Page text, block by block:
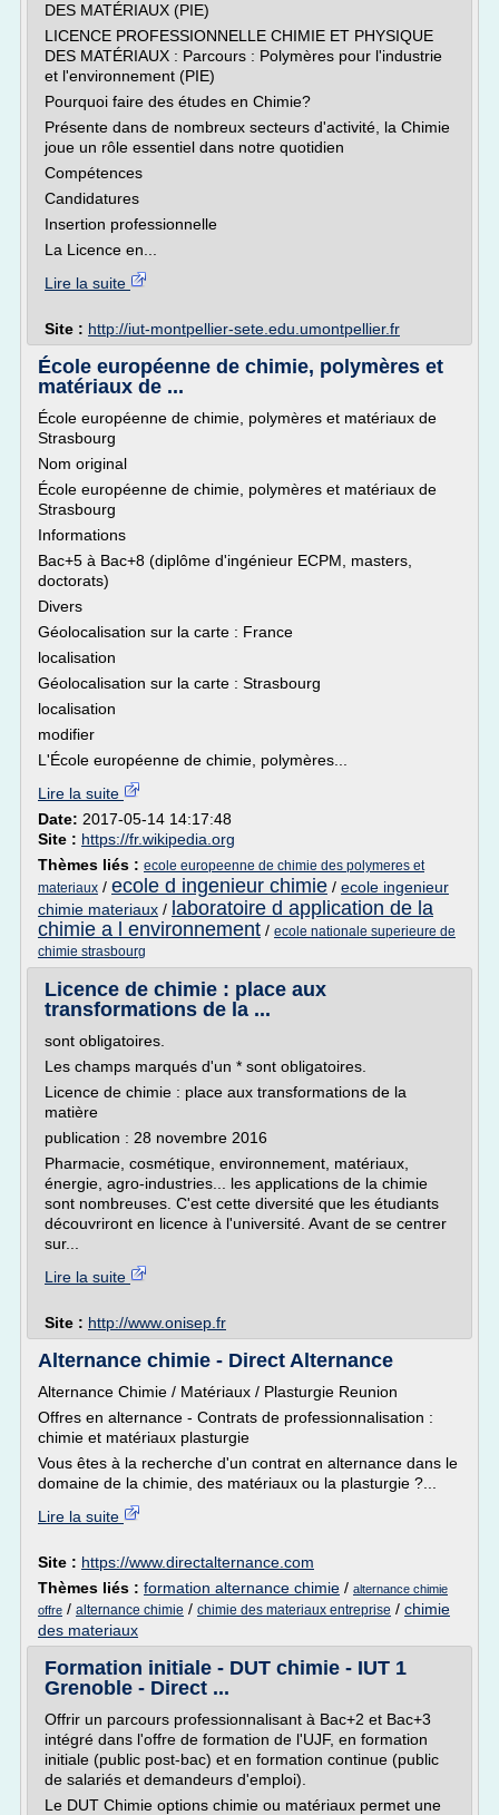
DES MATÉRIAUX (PIE)
LICENCE PROFESSIONNELLE CHIMIE ET PHYSIQUE
DES MATÉRIAUX : Parcours : Polymères pour l'industrie
et l'environnement (PIE)
Pourquoi faire des études en Chimie?
Présente dans de nombreux secteurs d'activité, la Chimie
joue un rôle essentiel dans notre quotidien
Compétences
Candidatures
Insertion professionnelle
La Licence en...
Lire la suite
Site : http://iut-montpellier-sete.edu.umontpellier.fr
École européenne de chimie, polymères et
matériaux de ...
École européenne de chimie, polymères et matériaux de
Strasbourg
Nom original
École européenne de chimie, polymères et matériaux de
Strasbourg
Informations
Bac+5 à Bac+8 (diplôme d'ingénieur ECPM, masters,
doctorats)
Divers
Géolocalisation sur la carte : France
localisation
Géolocalisation sur la carte : Strasbourg
localisation
modifier
L'École européenne de chimie, polymères...
Lire la suite
Date: 2017-05-14 14:17:48
Site : https://fr.wikipedia.org
Thèmes liés : ecole europeenne de chimie des polymeres et
materiaux / ecole d ingenieur chimie / ecole ingenieur
chimie materiaux / laboratoire d application de la
chimie a l environnement / ecole nationale superieure de
chimie strasbourg
Licence de chimie : place aux
transformations de la ...
sont obligatoires.
Les champs marqués d'un * sont obligatoires.
Licence de chimie : place aux transformations de la
matière
publication : 28 novembre 2016
Pharmacie, cosmétique, environnement, matériaux,
énergie, agro-industries... les applications de la chimie
sont nombreuses. C'est cette diversité que les étudiants
découvriront en licence à l'université. Avant de se centrer
sur...
Lire la suite
Site : http://www.onisep.fr
Alternance chimie - Direct Alternance
Alternance Chimie / Matériaux / Plasturgie Reunion
Offres en alternance - Contrats de professionnalisation :
chimie et matériaux plasturgie
Vous êtes à la recherche d'un contrat en alternance dans le
domaine de la chimie, des matériaux ou la plasturgie ?...
Lire la suite
Site : https://www.directalternance.com
Thèmes liés : formation alternance chimie / alternance chimie
offre / alternance chimie / chimie des materiaux entreprise / chimie
des materiaux
Formation initiale - DUT chimie - IUT 1
Grenoble - Direct ...
Offrir un parcours professionnalisant à Bac+2 et Bac+3
intégré dans l'offre de formation de l'UJF, en formation
initiale (public post-bac) et en formation continue (public
de salariés et demandeurs d'emploi).
Le DUT Chimie options chimie ou matériaux permet une